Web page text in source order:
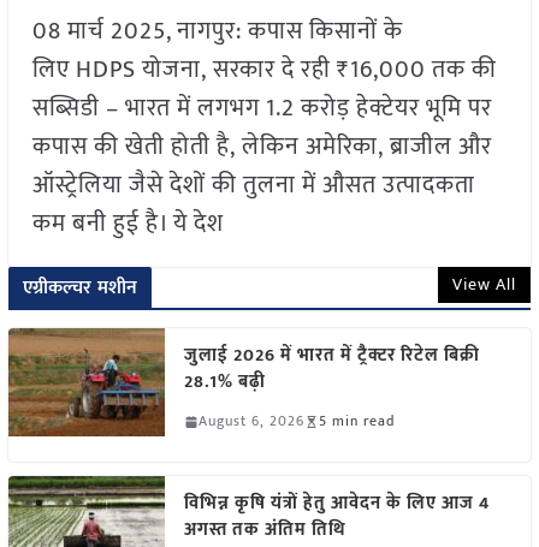
08 मार्च 2025, नागपुर: कपास किसानों के
लिए HDPS योजना, सरकार दे रही ₹16,000 तक की
सब्सिडी – भारत में लगभग 1.2 करोड़ हेक्टेयर भूमि पर
कपास की खेती होती है, लेकिन अमेरिका, ब्राजील और
ऑस्ट्रेलिया जैसे देशों की तुलना में औसत उत्पादकता
कम बनी हुई है। ये देश
एग्रीकल्चर मशीन View All
जुलाई 2026 में भारत में ट्रैक्टर रिटेल बिक्री
28.1% बढ़ी
August 6, 2026 5 min read
विभिन्न कृषि यंत्रों हेतु आवेदन के लिए आज 4
अगस्त तक अंतिम तिथि